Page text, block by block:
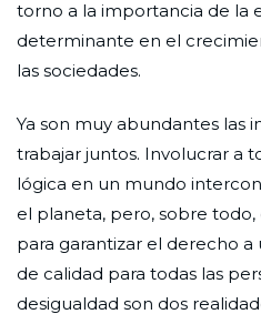
torno a la importancia de la
determinante en el
las sociedades.
Ya son muy abundantes las
trabajar juntos. Involucrar a
lógica en un mundo
el planeta, pero, sobre
para garantizar el derecho
de calidad para todas las
desigualdad son dos